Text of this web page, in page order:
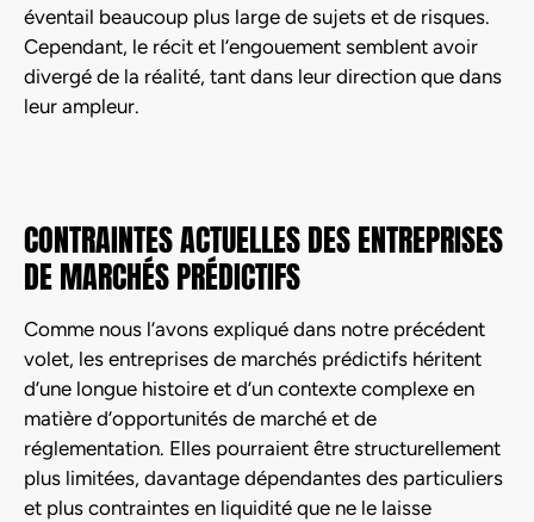
éventail beaucoup plus large de sujets et de risques.
Cependant, le récit et l’engouement semblent avoir
divergé de la réalité, tant dans leur direction que dans
leur ampleur.
CONTRAINTES ACTUELLES DES ENTREPRISES
DE MARCHÉS PRÉDICTIFS
Comme nous l’avons expliqué dans notre précédent
volet, les entreprises de marchés prédictifs héritent
d’une longue histoire et d’un contexte complexe en
matière d’opportunités de marché et de
réglementation. Elles pourraient être structurellement
plus limitées, davantage dépendantes des particuliers
et plus contraintes en liquidité que ne le laisse